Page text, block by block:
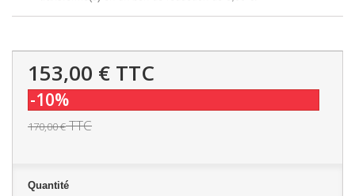
153,00 € TTC
-10%
170,00 €TTC
Quantité